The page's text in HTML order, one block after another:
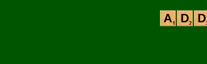
A D D